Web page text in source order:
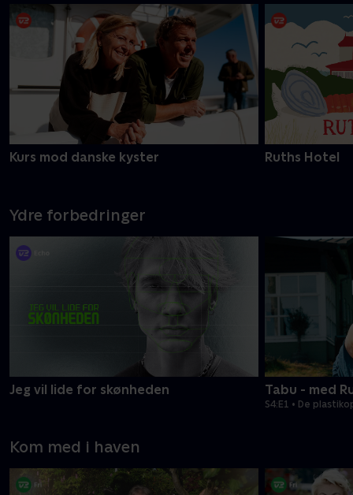
Kurs mod danske kyster Ruths Hotel
Ydre forbedringer
Jeg vil lide for skønheden Tabu - med
S4:E1 • De
Kom med i haven